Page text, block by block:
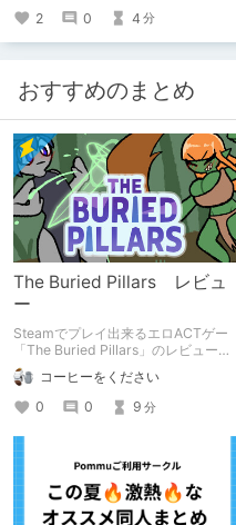
たい方におすすめの『迷宮のオレたち
～強○発情モンスターと大量産卵の巻
～』の感想です。
2
0 4 分
おすすめのまとめ
The Buried Pillars レビュ
ー
Steamでプレイ出来るエロACTゲー
「The Buried Pillars」のレビューで
す。
コーヒーをください
0
0 9 分